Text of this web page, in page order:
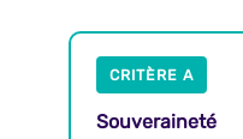
CRITÈRE A
Souveraineté